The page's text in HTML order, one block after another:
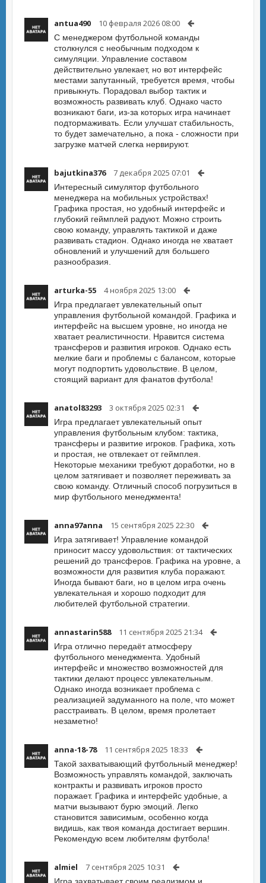
antua490 10 февраля 2026 08:00
С менеджером футбольной команды
столкнулся с необычным подходом к
симуляции. Управление составом
действительно увлекает, но вот интерфейс
местами запутанный, требуется время, чтобы
привыкнуть. Порадовал выбор тактик и
возможность развивать клуб. Однако часто
возникают баги, из-за которых игра начинает
подтормаживать. Если улучшат стабильность,
то будет замечательно, а пока - сложности при
загрузке матчей слегка нервируют.
bajutkina376 7 декабря 2025 07:01
Интересный симулятор футбольного
менеджера на мобильных устройствах!
Графика простая, но удобный интерфейс и
глубокий геймплей радуют. Можно строить
свою команду, управлять тактикой и даже
развивать стадион. Однако иногда не хватает
обновлений и улучшений для большего
разнообразия.
arturka-55 4 ноября 2025 13:00
Игра предлагает увлекательный опыт
управления футбольной командой. Графика и
интерфейс на высшем уровне, но иногда не
хватает реалистичности. Нравится система
трансферов и развития игроков. Однако есть
мелкие баги и проблемы с балансом, которые
могут подпортить удовольствие. В целом,
стоящий вариант для фанатов футбола!
anatol83293 3 октября 2025 02:31
Игра предлагает увлекательный опыт
управления футбольным клубом: тактика,
трансферы и развитие игроков. Графика, хоть
и простая, не отвлекает от геймплея.
Некоторые механики требуют доработки, но в
целом затягивает и позволяет переживать за
свою команду. Отличный способ погрузиться в
мир футбольного менеджмента!
anna97anna 15 сентября 2025 22:30
Игра затягивает! Управление командой
приносит массу удовольствия: от тактических
решений до трансферов. Графика на уровне, а
возможности для развития клуба поражают.
Иногда бывают баги, но в целом игра очень
увлекательная и хорошо подходит для
любителей футбольной стратегии.
annastarin588 11 сентября 2025 21:34
Игра отлично передаёт атмосферу
футбольного менеджмента. Удобный
интерфейс и множество возможностей для
тактики делают процесс увлекательным.
Однако иногда возникает проблема с
реализацией задуманного на поле, что может
расстраивать. В целом, время пролетает
незаметно!
anna-18-78 11 сентября 2025 18:33
Такой захватывающий футбольный менеджер!
Возможность управлять командой, заключать
контракты и развивать игроков просто
поражает. Графика и интерфейс удобные, а
матчи вызывают бурю эмоций. Легко
становится зависимым, особенно когда
видишь, как твоя команда достигает вершин.
Рекомендую всем любителям футбола!
almiel 7 сентября 2025 10:31